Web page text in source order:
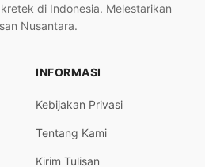
di Indonesia. Melestarikan
Nusantara.
INFORMASI
Kebijakan Privasi
Tentang Kami
Kirim Tulisan